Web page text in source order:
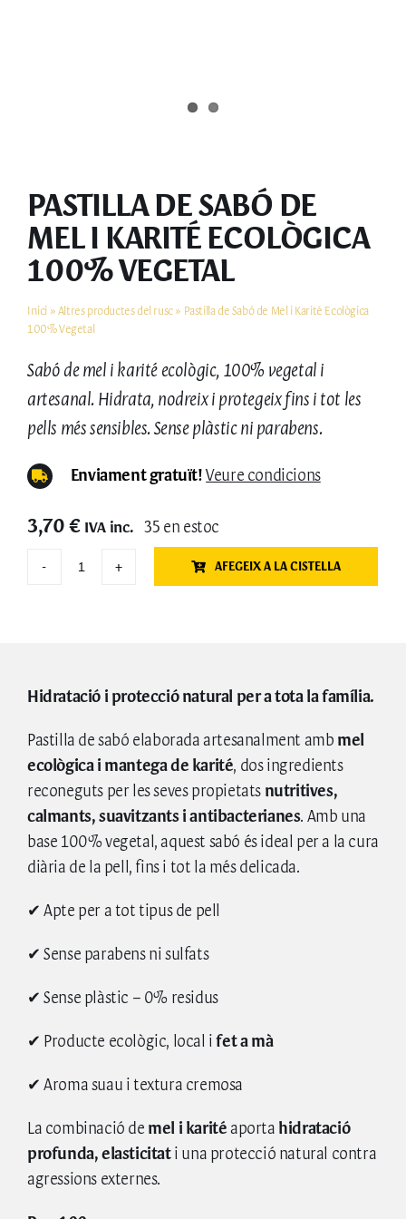
PASTILLA DE SABÓ DE
MEL I KARITÉ ECOLÒGICA
100% VEGETAL
Inici»Altres productes del rusc» Pastilla de Sabó de Mel i Karité Ecològica
100% Vegetal
Sabó de mel i karité ecològic, 100% vegetal i
artesanal. Hidrata, nodreix i protegeix fins i tot les
pells més sensibles. Sense plàstic ni parabens.
Enviament gratuït!Veure condicions
3,70€ IVA inc. 35 en estoc
quantitat
de
i
Karité
Ecològica
100%
Vegetal
AFEGEIX A LA CISTELLA
Hidratació i protecció natural per a tota la família.
Pastilla de sabó elaborada artesanalment amb mel
ecològica i mantega de karité, dos ingredients
reconeguts per les seves propietats nutritives,
calmants, suavitzants i antibacterianes. Amb una
base 100% vegetal, aquest sabó és ideal per a la cura
diària de la pell, fins i tot la més delicada.
✔ Apte per a tot tipus de pell
✔ Sense parabens ni sulfats
✔ Sense plàstic – 0% residus
✔ Producte ecològic, local ifet a mà
✔ Aroma suau i textura cremosa
La combinació de mel i karitéaporta hidratació
profunda, elasticitati una protecció natural contra
agressions externes.